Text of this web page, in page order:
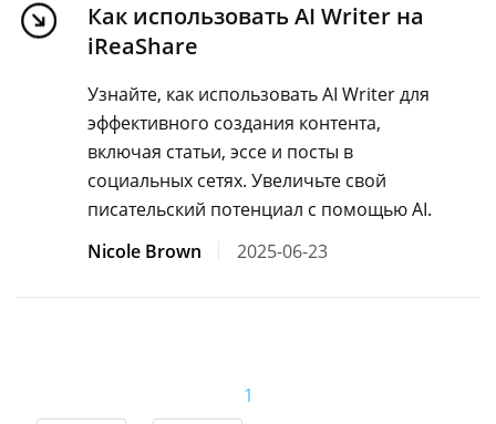
Как использовать AI Writer на
iReaShare
Узнайте, как использовать AI Writer для
эффективного создания контента,
включая статьи, эссе и посты в
социальных сетях. Увеличьте свой
писательский потенциал с помощью AI.
Nicole Brown
2025-06-23
1